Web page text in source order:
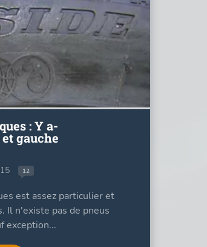
: Y a-
gauche
12
est assez particulier et
Il n'existe pas de pneus
exception...